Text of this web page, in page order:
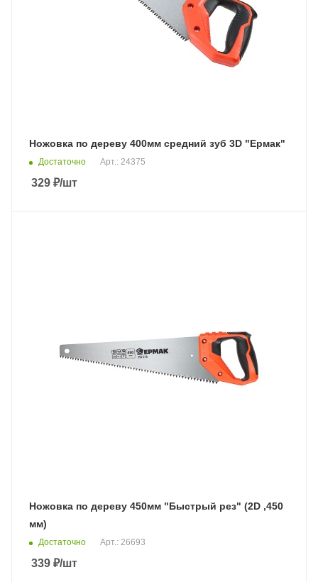
Ножовка по дереву 400мм средний зуб 3D "Ермак"
Достаточно Арт.: 24375
329 ₽/шт
Ножовка по дереву 450мм "Быстрый рез" (2D ,450
мм)
Достаточно Арт.: 26693
339 ₽/шт